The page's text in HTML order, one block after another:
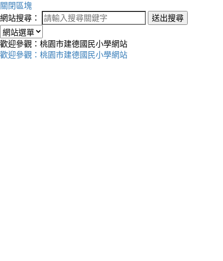
關閉區塊
網站搜尋：
送出搜尋
歡迎參觀：桃園市建德國民小學網站
歡迎參觀：桃園市建德國民小學網站